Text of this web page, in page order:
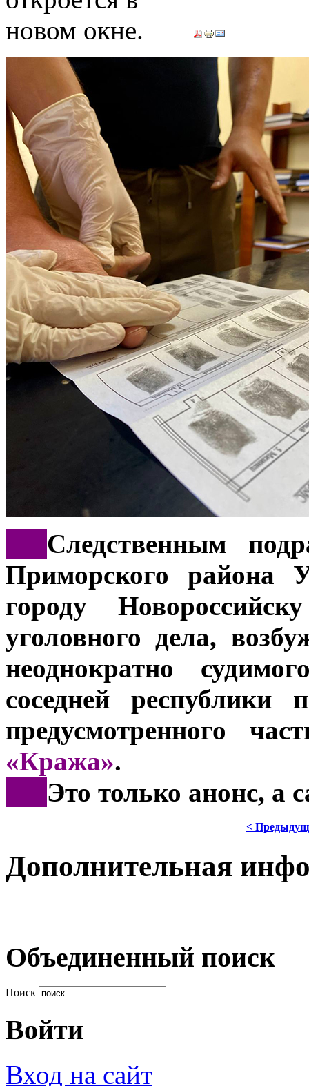
Следственным
Приморского района
городу
уголовного дела,
неоднократно
соседней республики
предусмотренного
«Кража».
Это только анонс, а
<
Дополнительная
Объединенный поиск
Поиск
Войти
Вход на сайт